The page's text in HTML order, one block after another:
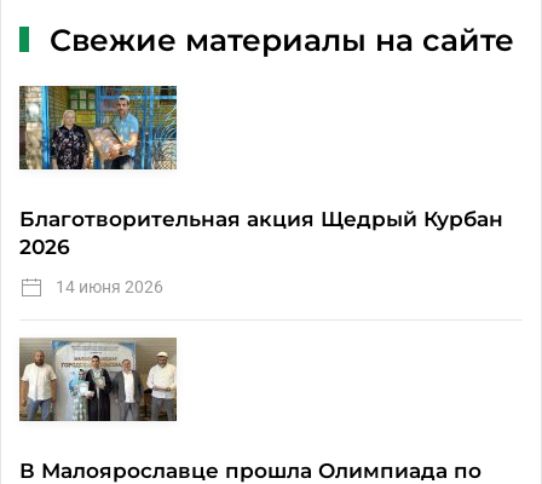
Свежие материалы на сайте
Благотворительная акция Щедрый Курбан
2026
14 июня 2026
В Малоярославце прошла Олимпиада по